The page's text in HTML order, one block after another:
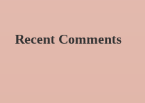
Recent Comments